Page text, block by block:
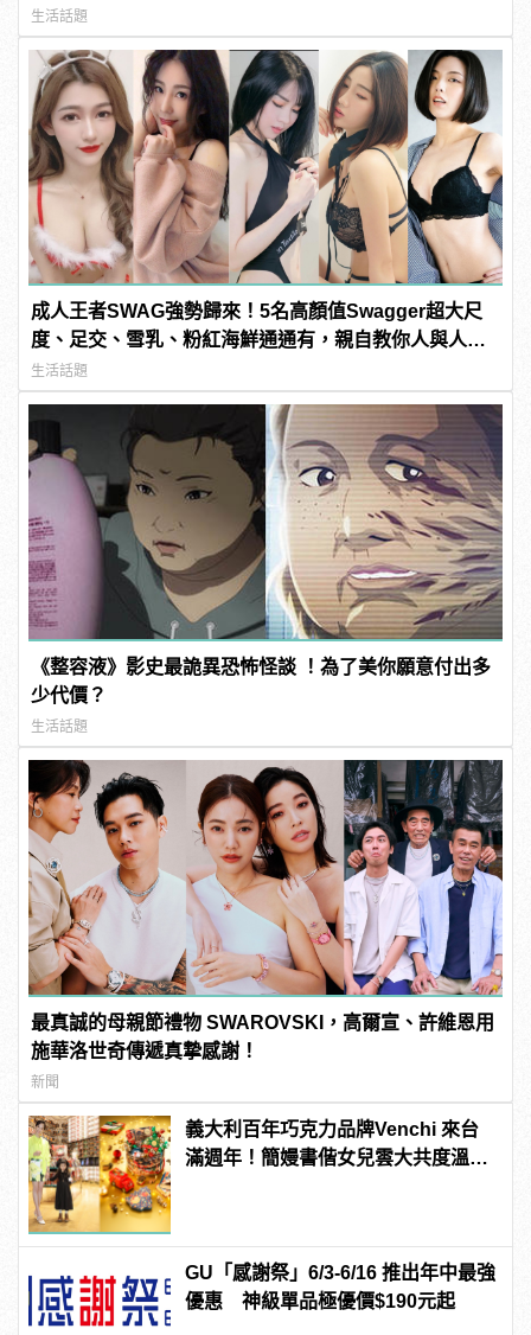
生活話題
成人王者SWAG強勢歸來！5名高顏值Swagger超大尺
度、足交、雪乳、粉紅海鮮通通有，親自教你人與人的
連結！ | manfashion這樣變型男
生活話題
《整容液》影史最詭異恐怖怪談 ！為了美你願意付出多
少代價？
生活話題
最真誠的母親節禮物 SWAROVSKI，高爾宣、許維恩用
施華洛世奇傳遞真摯感謝！
新聞
義大利百年巧克力品牌Venchi 來台
滿週年！簡嫚書偕女兒雲大共度溫馨
GU「感謝祭」6/3-6/16 推出年中最強
優惠 神級單品極優價$190元起